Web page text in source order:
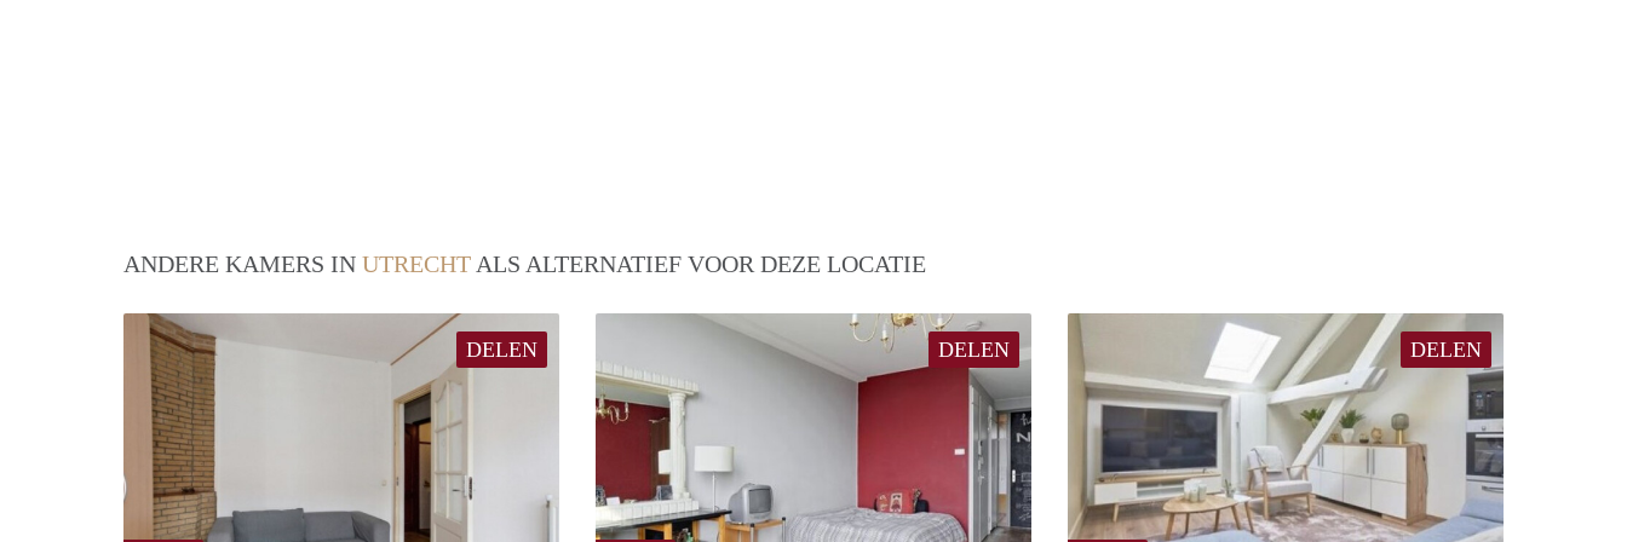
ANDERE KAMERS IN UTRECHT ALS ALTERNATIEF VOOR DEZE LOCATIE
DELEN DELEN DELEN